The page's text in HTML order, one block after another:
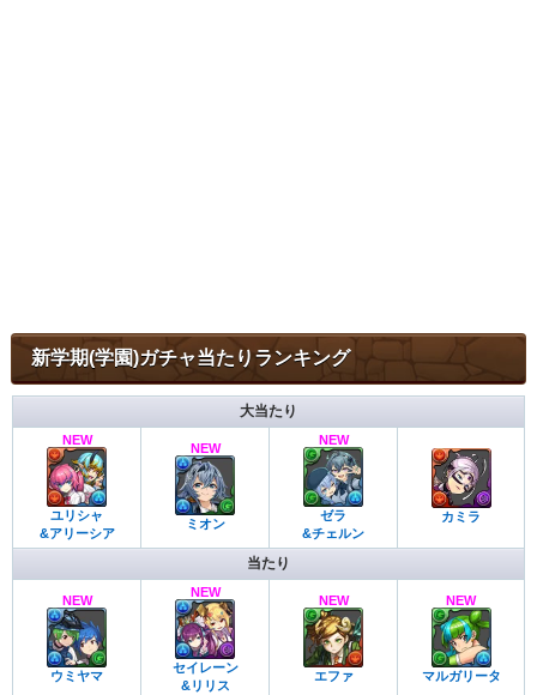
新学期(学園)ガチャ当たりランキング
大当たり
NEW
ユリシャ
&アリーシア
NEW
ミオン
NEW
ゼラ
&チェルン
カミラ
当たり
NEW
ウミヤマ
NEW
セイレーン
&リリス
NEW
エファ
NEW
マルガリータ